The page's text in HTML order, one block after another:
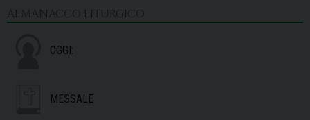
ALMANACCO LITURGICO
OGGI:
MESSALE